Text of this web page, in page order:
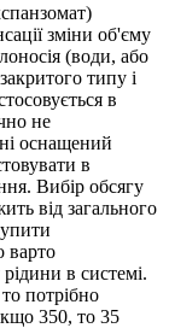
зміни об'єму
(води, або
типу і
в
не
оснащений
в
Вибір обсягу
від загального
варто
в системі.
потрібно
350, то 35